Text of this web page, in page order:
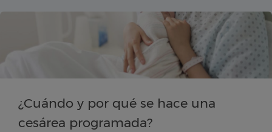
¿Cuándo y por qué se hace una
cesárea programada?